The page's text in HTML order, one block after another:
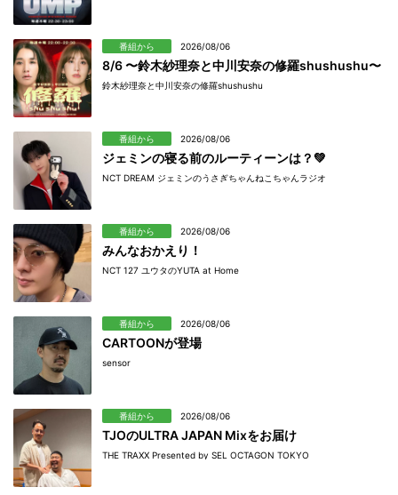
番組から 2026/08/06
8/6 〜鈴木紗理奈と中川安奈の修羅shushushu〜
鈴木紗理奈と中川安奈の修羅shushushu
番組から 2026/08/06
ジェミンの寝る前のルーティーンは？💚
NCT DREAM ジェミンのうさぎちゃんねこちゃんラジオ
番組から 2026/08/06
みんなおかえり！
NCT 127 ユウタのYUTA at Home
番組から 2026/08/06
CARTOONが登場
sensor
番組から 2026/08/06
TJOのULTRA JAPAN Mixをお届け
THE TRAXX Presented by SEL OCTAGON TOKYO